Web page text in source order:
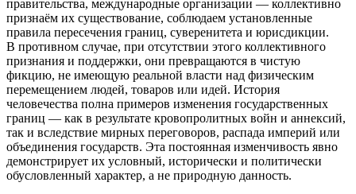
правительства, международные организации — коллективно
признаём их существование, соблюдаем установленные
правила пересечения границ, суверенитета и юрисдикции.
В противном случае, при отсутствии этого коллективного
признания и поддержки, они превращаются в чистую
фикцию, не имеющую реальной власти над физическим
перемещением людей, товаров или идей. История
человечества полна примеров изменения государственных
границ — как в результате кровопролитных войн и аннексий,
так и вследствие мирных переговоров, распада империй или
объединения государств. Эта постоянная изменчивость явно
демонстрирует их условный, исторически и политически
обусловленный характер, а не природную данность.